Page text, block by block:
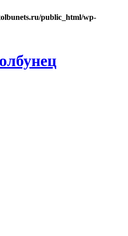
public_html/wp-